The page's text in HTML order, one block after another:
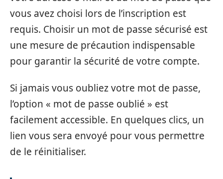
vous avez choisi lors de l’inscription est
requis. Choisir un mot de passe sécurisé est
une mesure de précaution indispensable
pour garantir la sécurité de votre compte.
Si jamais vous oubliez votre mot de passe,
l’option « mot de passe oublié » est
facilement accessible. En quelques clics, un
lien vous sera envoyé pour vous permettre
de le réinitialiser.